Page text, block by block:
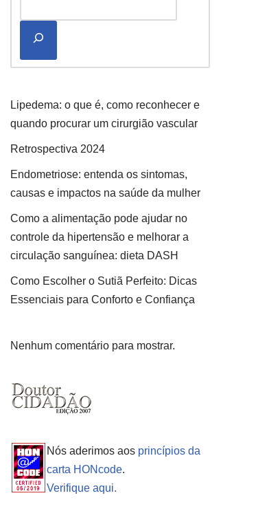
Lipedema: o que é, como reconhecer e
quando procurar um cirurgião vascular
Retrospectiva 2024
Endometriose: entenda os sintomas,
causas e impactos na saúde da mulher
Como a alimentação pode ajudar no
controle da hipertensão e melhorar a
circulação sanguínea: dieta DASH
Como Escolher o Sutiã Perfeito: Dicas
Essenciais para Conforto e Confiança
Nenhum comentário para mostrar.
Nós aderimos aos princípios da
carta HONcode.
Verifique aqui.